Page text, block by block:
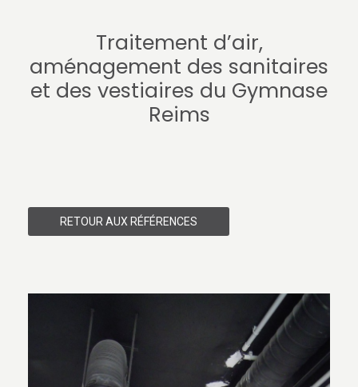
Traitement d’air,
aménagement des sanitaires
et des vestiaires du Gymnase
Reims
RETOUR AUX RÉFÉRENCES